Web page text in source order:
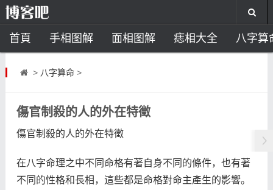
首頁 手相图解 面相图解 痣相大全 八字算
风水开运 助运饰品
> 八字算命>
傷官制殺的人的外在特徵
傷官制殺的人的外在特徵
在八字命理之中不同命格有著自身不同的條件，也有著
不同的性格和長相，這些都是命格對命主產生的影響。